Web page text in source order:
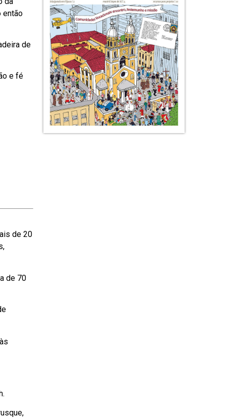
então
de
e fé
de 20
de 70